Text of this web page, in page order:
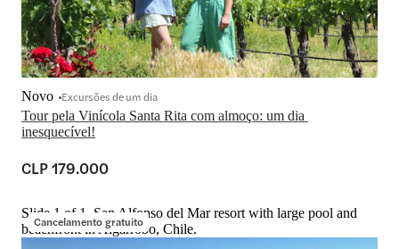
Tour pela Vinícola Santa Rita com almoço: um dia
inesquecível!
Novo Excursões de um dia
CLP 179.000
Cancelamento gratuito
Slide 1 of 1, San Alfonso del Mar resort with large pool and
beachfront in Algarrobo, Chile.